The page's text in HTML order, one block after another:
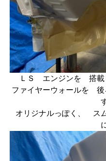
ＬＳ エンジンを 搭載
ファイヤーウォールを
オリジナルっぽく、